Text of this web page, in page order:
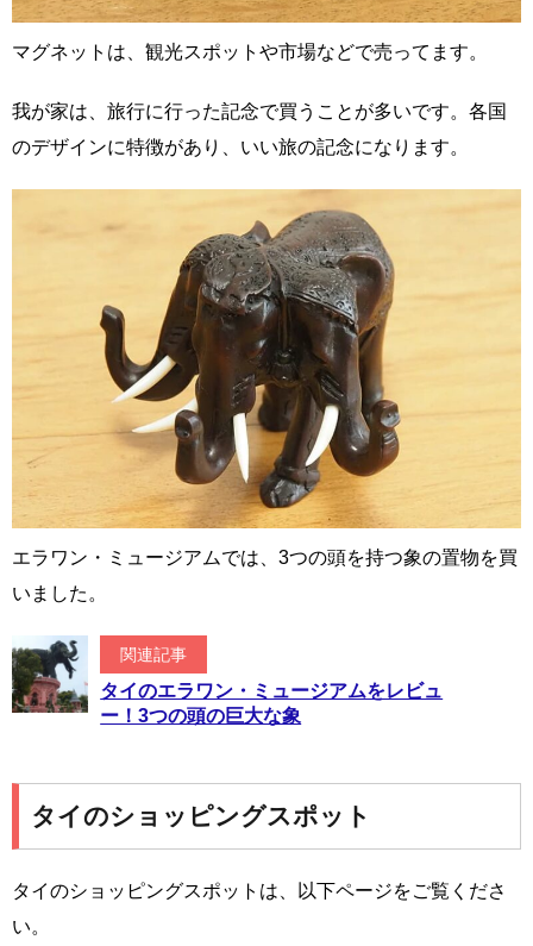
マグネットは、観光スポットや市場などで売ってます。
我が家は、旅行に行った記念で買うことが多いです。各国
のデザインに特徴があり、いい旅の記念になります。
エラワン・ミュージアムでは、3つの頭を持つ象の置物を買
いました。
関連記事
タイのエラワン・ミュージアムをレビュ
ー！3つの頭の巨大な象
タイのショッピングスポット
タイのショッピングスポットは、以下ページをご覧くださ
い。